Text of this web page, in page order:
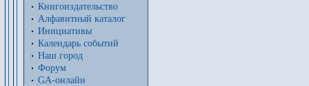
Книгоиздательство
Алфавитный каталог
Инициативы
Календарь событий
Наш город
Форум
GA-онлайн